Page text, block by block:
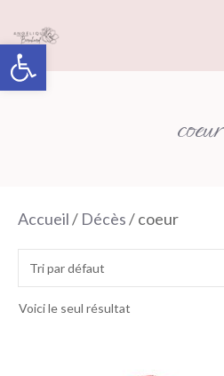
Ouvrir la barre d’outils
au
contenu
coeur
Accueil/ Décès/ coeur
Voici le seul résultat